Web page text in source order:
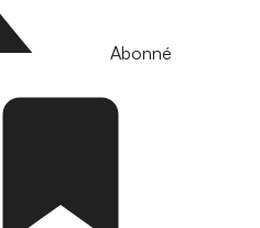
Abonné